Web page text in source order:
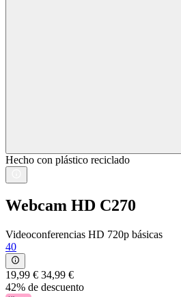
Hecho con plástico reciclado
Webcam HD C270
Videoconferencias HD 720p básicas
40
19,99 € 34,99 €
42% de descuento